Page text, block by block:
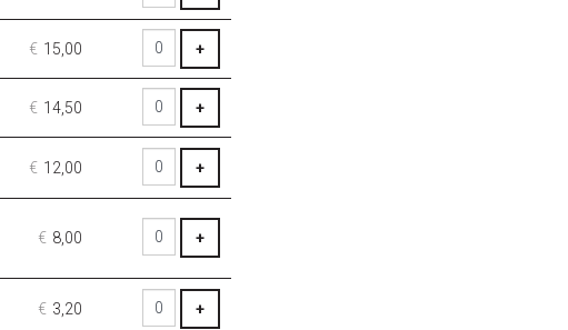
€ 15,00 +VOEG TICKET TOE
€ 14,50 +VOEG TICKET TOE
€ 12,00 +VOEG TICKET TOE
€ 8,00 +VOEG TICKET TOE
€ 3,20 +VOEG TICKET TOE